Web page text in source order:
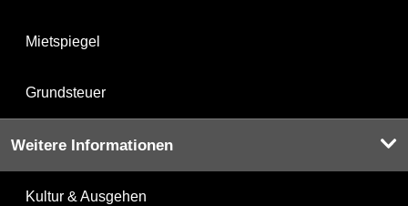
Mietspiegel
Grundsteuer
Weitere Informationen
Kultur & Ausgehen